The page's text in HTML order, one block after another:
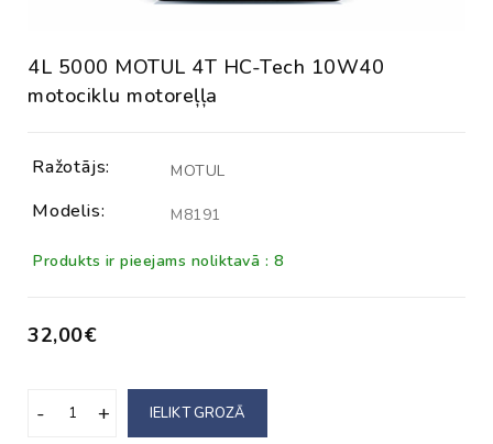
4L 5000 MOTUL 4T HC-Tech 10W40
motociklu motoreļļa
Ražotājs: MOTUL
Modelis: M8191
Produkts ir pieejams noliktavā : 8
32,00€
IELIKT GROZĀ